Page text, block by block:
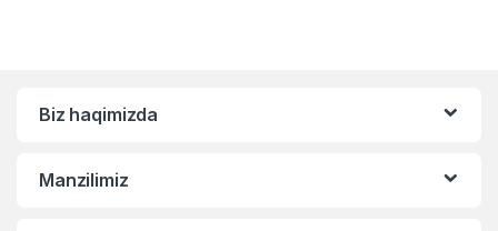
Biz haqimizda
Manzilimiz